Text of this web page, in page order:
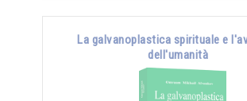
La galvanoplastica spirituale e
dell'umanità